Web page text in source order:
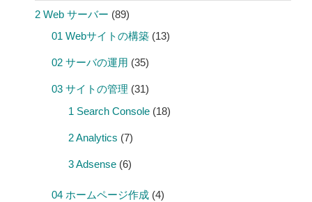
2 Web サーバー (89)
01 Webサイトの構築 (13)
02 サーバの運用 (35)
03 サイトの管理 (31)
1 Search Console (18)
2 Analytics (7)
3 Adsense (6)
04 ホームページ作成 (4)